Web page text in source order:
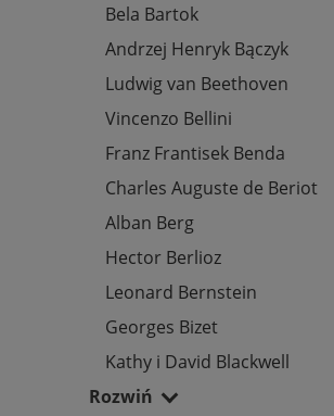
Bela Bartok
Andrzej Henryk Bączyk
Ludwig van Beethoven
Vincenzo Bellini
Franz Frantisek Benda
Charles Auguste de Beriot
Alban Berg
Hector Berlioz
Leonard Bernstein
Georges Bizet
Kathy i David Blackwell
Jan Nepomucen Bobrowicz
Rozwiń